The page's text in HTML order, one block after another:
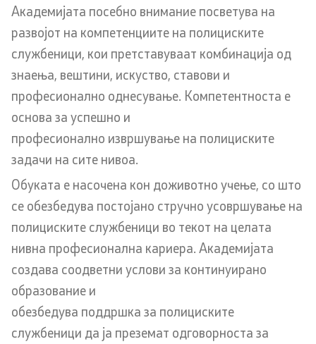
Институции
Организации
Услуги
Граѓански постапки
EXIM
Упатство и постапка за одделни права (барања) на
странците
Сообраќај
Полагање возачки испит
Полагање на стручен испит
Академијата посебно внимание посветува на
развојот на компетенциите на полициските
службеници, кои претставуваат комбинација од
знаења, вештини, искуство, ставови и
професионално однесување. Компетентноста е
основа за успешно и
професионално извршување на полициските
задачи на сите нивоа.
Обуката е насочена кон доживотно учење, со што
се обезбедува постојано стручно усовршување на
полициските службеници во текот на целата
нивна професионална кариера. Академијата
создава соодветни услови за континуирано
образование и
обезбедува поддршка за полициските
службеници да ја преземат одговорноста за